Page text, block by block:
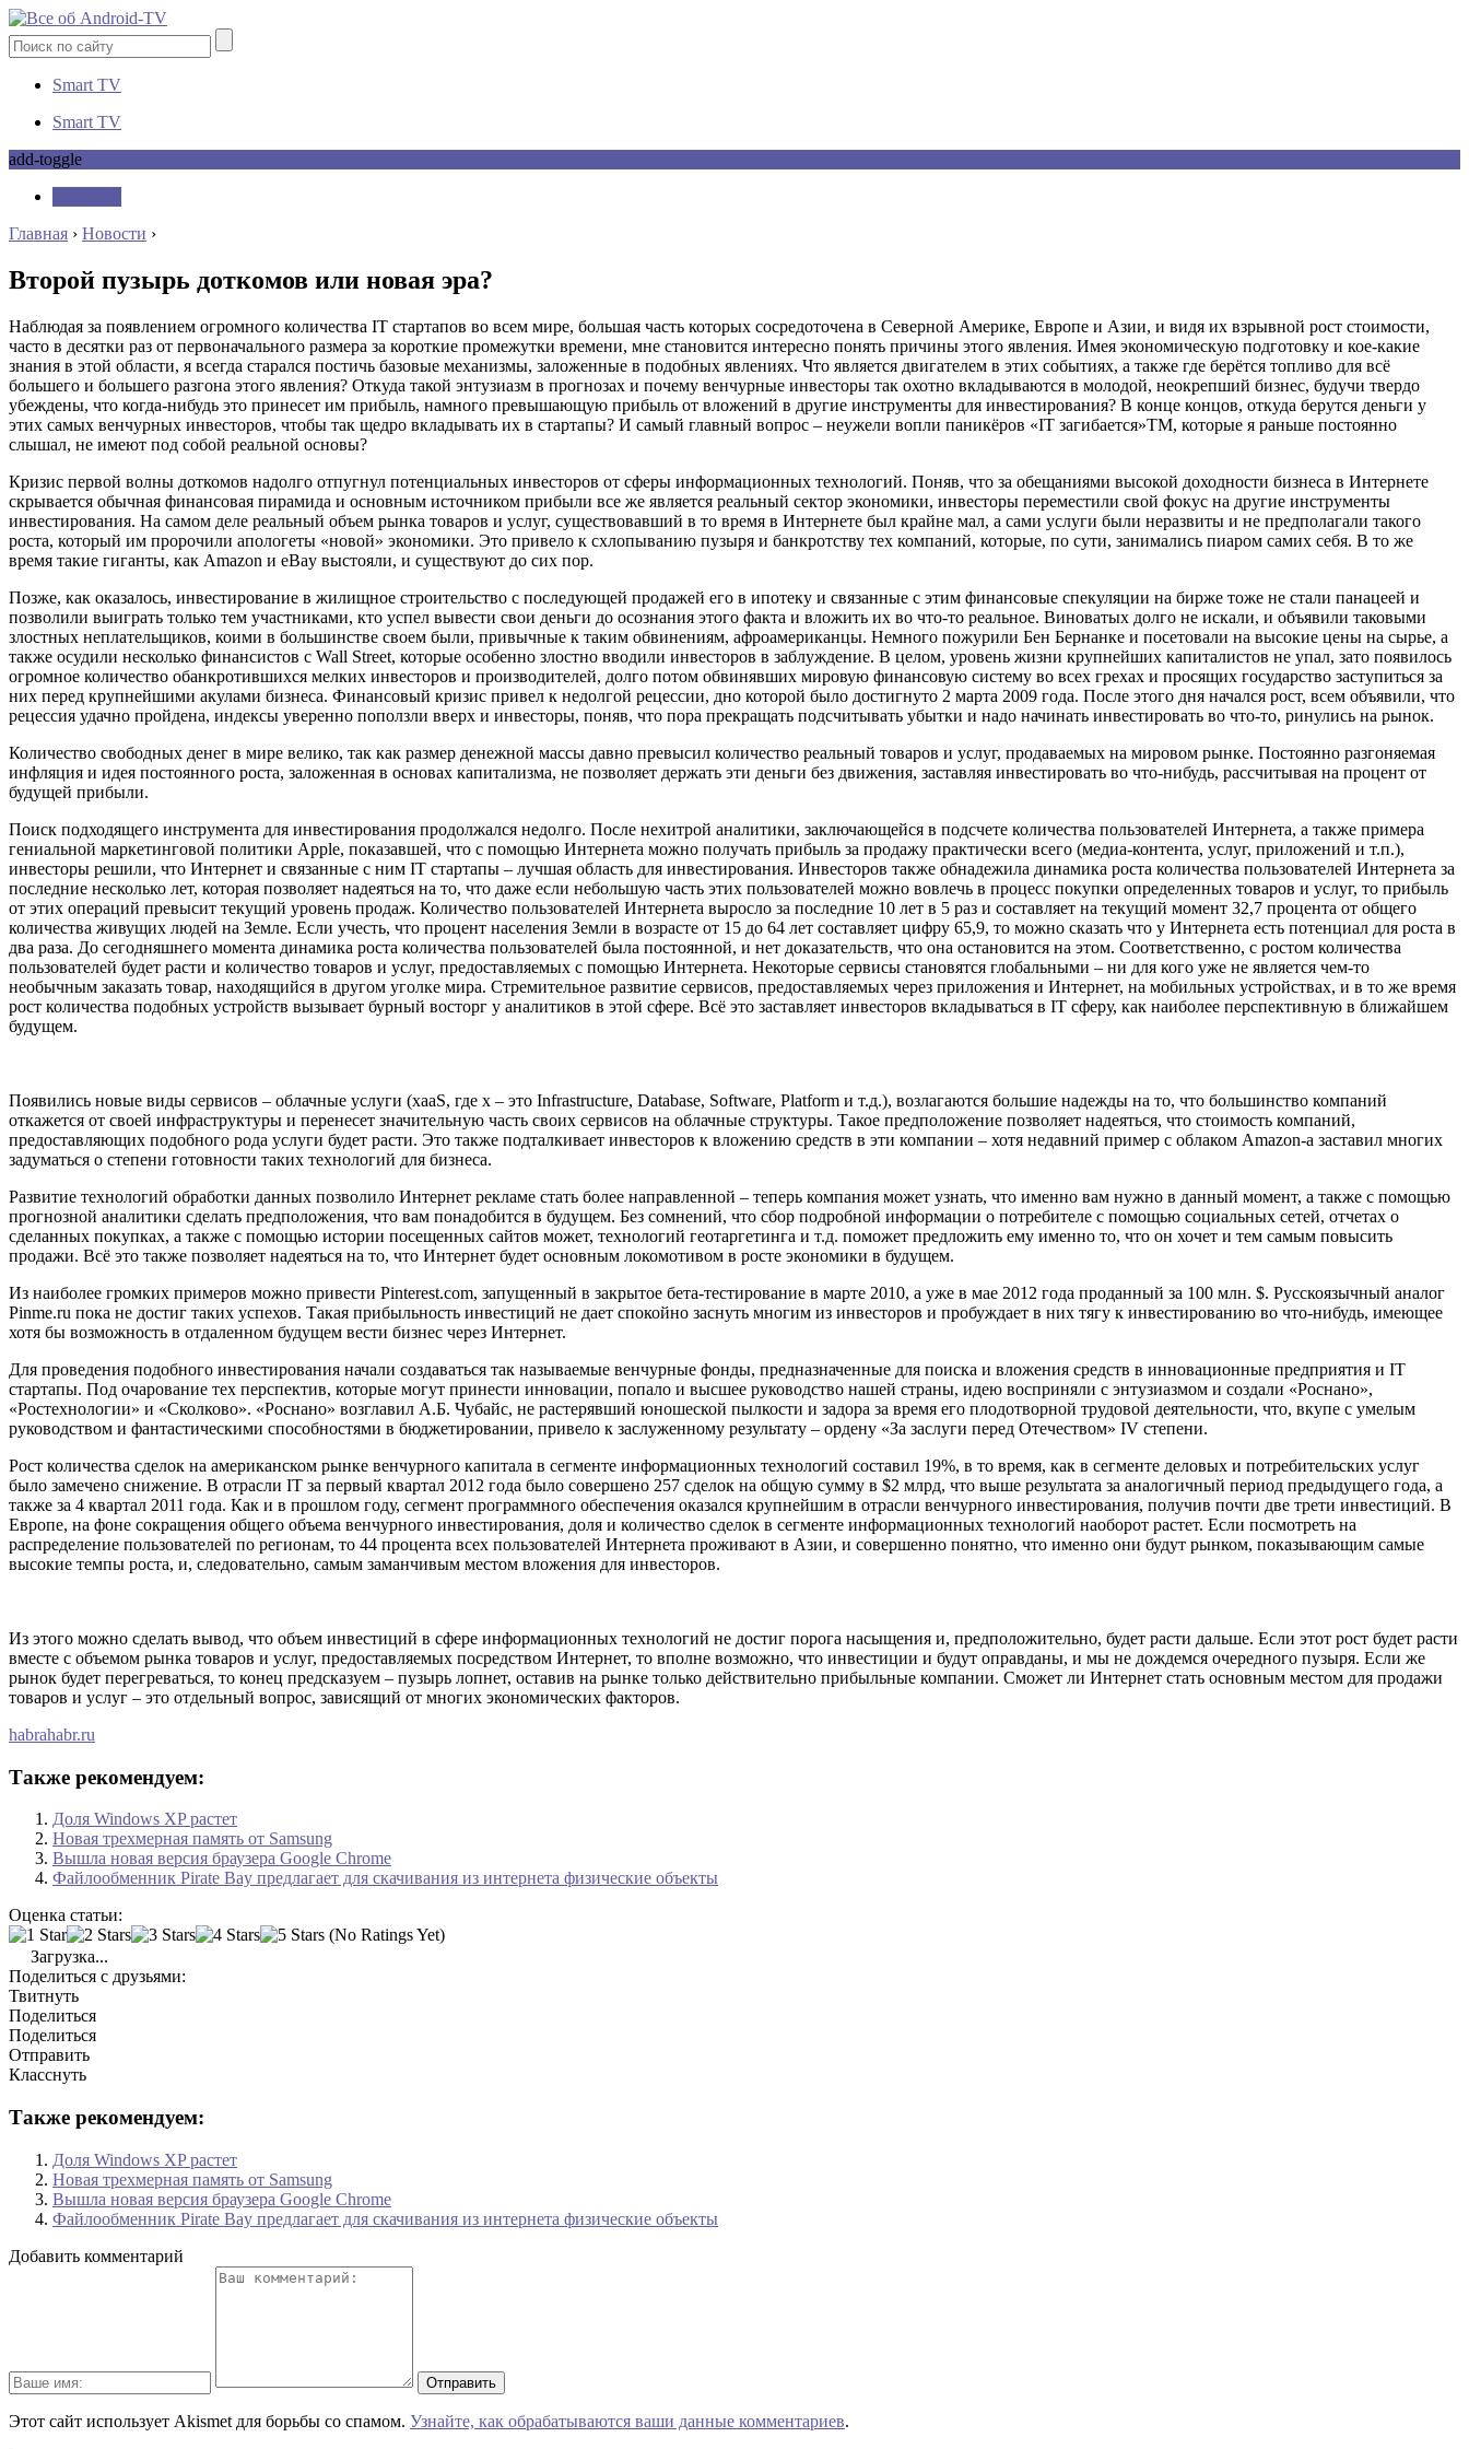
Smart TV
Smart TV
add-toggle
Главная › Новости ›
Второй пузырь доткомов или новая эра?
Наблюдая за появлением огромного количества IT стартапов во всем мире, большая часть которых сосредоточена в Северной Америке, Европе и Азии, и видя их взрывной рост стоимости,
часто в десятки раз от первоначального размера за короткие промежутки времени, мне становится интересно понять причины этого явления. Имея экономическую подготовку и кое-какие
знания в этой области, я всегда старался постичь базовые механизмы, заложенные в подобных явлениях. Что является двигателем в этих событиях, а также где берётся топливо для всё
большего и большего разгона этого явления? Откуда такой энтузиазм в прогнозах и почему венчурные инвесторы так охотно вкладываются в молодой, неокрепший бизнес, будучи твердо
убеждены, что когда-нибудь это принесет им прибыль, намного превышающую прибыль от вложений в другие инструменты для инвестирования? В конце концов, откуда берутся деньги у
этих самых венчурных инвесторов, чтобы так щедро вкладывать их в стартапы? И самый главный вопрос – неужели вопли паникёров «IT загибается»TM, которые я раньше постоянно
слышал, не имеют под собой реальной основы?
Кризис первой волны доткомов надолго отпугнул потенциальных инвесторов от сферы информационных технологий. Поняв, что за обещаниями высокой доходности бизнеса в Интернете
скрывается обычная финансовая пирамида и основным источником прибыли все же является реальный сектор экономики, инвесторы переместили свой фокус на другие инструменты
инвестирования. На самом деле реальный объем рынка товаров и услуг, существовавший в то время в Интернете был крайне мал, а сами услуги были неразвиты и не предполагали такого
роста, который им пророчили апологеты «новой» экономики. Это привело к схлопыванию пузыря и банкротству тех компаний, которые, по сути, занимались пиаром самих себя. В то же
время такие гиганты, как Amazon и eBay выстояли, и существуют до сих пор.
Позже, как оказалось, инвестирование в жилищное строительство с последующей продажей его в ипотеку и связанные с этим финансовые спекуляции на бирже тоже не стали панацеей и
позволили выиграть только тем участниками, кто успел вывести свои деньги до осознания этого факта и вложить их во что-то реальное. Виноватых долго не искали, и объявили таковыми
злостных неплательщиков, коими в большинстве своем были, привычные к таким обвинениям, афроамериканцы. Немного пожурили Бен Бернанке и посетовали на высокие цены на сырье, а
также осудили несколько финансистов с Wall Street, которые особенно злостно вводили инвесторов в заблуждение. В целом, уровень жизни крупнейших капиталистов не упал, зато появилось
огромное количество обанкротившихся мелких инвесторов и производителей, долго потом обвинявших мировую финансовую систему во всех грехах и просящих государство заступиться за
них перед крупнейшими акулами бизнеса. Финансовый кризис привел к недолгой рецессии, дно которой было достигнуто 2 марта 2009 года. После этого дня начался рост, всем объявили, что
рецессия удачно пройдена, индексы уверенно поползли вверх и инвесторы, поняв, что пора прекращать подсчитывать убытки и надо начинать инвестировать во что-то, ринулись на рынок.
Количество свободных денег в мире велико, так как размер денежной массы давно превысил количество реальный товаров и услуг, продаваемых на мировом рынке. Постоянно разгоняемая
инфляция и идея постоянного роста, заложенная в основах капитализма, не позволяет держать эти деньги без движения, заставляя инвестировать во что-нибудь, рассчитывая на процент от
будущей прибыли.
Поиск подходящего инструмента для инвестирования продолжался недолго. После нехитрой аналитики, заключающейся в подсчете количества пользователей Интернета, а также примера
гениальной маркетинговой политики Apple, показавшей, что с помощью Интернета можно получать прибыль за продажу практически всего (медиа-контента, услуг, приложений и т.п.),
инвесторы решили, что Интернет и связанные с ним IT стартапы – лучшая область для инвестирования. Инвесторов также обнадежила динамика роста количества пользователей Интернета за
последние несколько лет, которая позволяет надеяться на то, что даже если небольшую часть этих пользователей можно вовлечь в процесс покупки определенных товаров и услуг, то прибыль
от этих операций превысит текущий уровень продаж. Количество пользователей Интернета выросло за последние 10 лет в 5 раз и составляет на текущий момент 32,7 процента от общего
количества живущих людей на Земле. Если учесть, что процент населения Земли в возрасте от 15 до 64 лет составляет цифру 65,9, то можно сказать что у Интернета есть потенциал для роста в
два раза. До сегодняшнего момента динамика роста количества пользователей была постоянной, и нет доказательств, что она остановится на этом. Соответственно, с ростом количества
пользователей будет расти и количество товаров и услуг, предоставляемых с помощью Интернета. Некоторые сервисы становятся глобальными – ни для кого уже не является чем-то
необычным заказать товар, находящийся в другом уголке мира. Стремительное развитие сервисов, предоставляемых через приложения и Интернет, на мобильных устройствах, и в то же время
рост количества подобных устройств вызывает бурный восторг у аналитиков в этой сфере. Всё это заставляет инвесторов вкладываться в IT сферу, как наиболее перспективную в ближайшем
будущем.
Появились новые виды сервисов – облачные услуги (xaaS, где x – это Infrastructure, Database, Software, Platform и т.д.), возлагаются большие надежды на то, что большинство компаний
откажется от своей инфраструктуры и перенесет значительную часть своих сервисов на облачные структуры. Такое предположение позволяет надеяться, что стоимость компаний,
предоставляющих подобного рода услуги будет расти. Это также подталкивает инвесторов к вложению средств в эти компании – хотя недавний пример с облаком Amazon-a заставил многих
задуматься о степени готовности таких технологий для бизнеса.
Развитие технологий обработки данных позволило Интернет рекламе стать более направленной – теперь компания может узнать, что именно вам нужно в данный момент, а также с помощью
прогнозной аналитики сделать предположения, что вам понадобится в будущем. Без сомнений, что сбор подробной информации о потребителе с помощью социальных сетей, отчетах о
сделанных покупках, а также с помощью истории посещенных сайтов может, технологий геотаргетинга и т.д. поможет предложить ему именно то, что он хочет и тем самым повысить
продажи. Всё это также позволяет надеяться на то, что Интернет будет основным локомотивом в росте экономики в будущем.
Из наиболее громких примеров можно привести Pinterest.com, запущенный в закрытое бета-тестирование в марте 2010, а уже в мае 2012 года проданный за 100 млн. $. Русскоязычный аналог
Pinme.ru пока не достиг таких успехов. Такая прибыльность инвестиций не дает спокойно заснуть многим из инвесторов и пробуждает в них тягу к инвестированию во что-нибудь, имеющее
хотя бы возможность в отдаленном будущем вести бизнес через Интернет.
Для проведения подобного инвестирования начали создаваться так называемые венчурные фонды, предназначенные для поиска и вложения средств в инновационные предприятия и IT
стартапы. Под очарование тех перспектив, которые могут принести инновации, попало и высшее руководство нашей страны, идею восприняли с энтузиазмом и создали «Роснано»,
«Ростехнологии» и «Сколково». «Роснано» возглавил А.Б. Чубайс, не растерявший юношеской пылкости и задора за время его плодотворной трудовой деятельности, что, вкупе с умелым
руководством и фантастическими способностями в бюджетировании, привело к заслуженному результату – ордену «За заслуги перед Отечеством» IV степени.
Рост количества сделок на американском рынке венчурного капитала в сегменте информационных технологий составил 19%, в то время, как в сегменте деловых и потребительских услуг
было замечено снижение. В отрасли IT за первый квартал 2012 года было совершено 257 сделок на общую сумму в $2 млрд, что выше результата за аналогичный период предыдущего года, а
также за 4 квартал 2011 года. Как и в прошлом году, сегмент программного обеспечения оказался крупнейшим в отрасли венчурного инвестирования, получив почти две трети инвестиций. В
Европе, на фоне сокращения общего объема венчурного инвестирования, доля и количество сделок в сегменте информационных технологий наоборот растет. Если посмотреть на
распределение пользователей по регионам, то 44 процента всех пользователей Интернета проживают в Азии, и совершенно понятно, что именно они будут рынком, показывающим самые
высокие темпы роста, и, следовательно, самым заманчивым местом вложения для инвесторов.
Из этого можно сделать вывод, что объем инвестиций в сфере информационных технологий не достиг порога насыщения и, предположительно, будет расти дальше. Если этот рост будет расти
вместе с объемом рынка товаров и услуг, предоставляемых посредством Интернет, то вполне возможно, что инвестиции и будут оправданы, и мы не дождемся очередного пузыря. Если же
рынок будет перегреваться, то конец предсказуем – пузырь лопнет, оставив на рынке только действительно прибыльные компании. Сможет ли Интернет стать основным местом для продажи
товаров и услуг – это отдельный вопрос, зависящий от многих экономических факторов.
habrahabr.ru
Также рекомендуем:
Доля Windows XP растет
Новая трехмерная память от Samsung
Вышла новая версия браузера Google Chrome
Файлообменник Pirate Bay предлагает для скачивания из интернета физические объекты
Оценка статьи:
(No Ratings Yet)
Загрузка...
Поделиться с друзьями:
Твитнуть
Поделиться
Поделиться
Отправить
Класснуть
Также рекомендуем:
Доля Windows XP растет
Новая трехмерная память от Samsung
Вышла новая версия браузера Google Chrome
Файлообменник Pirate Bay предлагает для скачивания из интернета физические объекты
Добавить комментарий
Этот сайт использует Akismet для борьбы со спамом. Узнайте, как обрабатываются ваши данные комментариев.